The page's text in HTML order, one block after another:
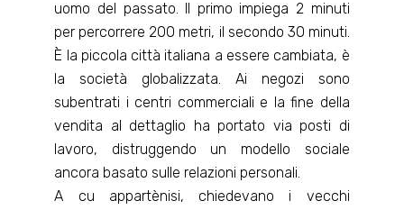
uomo del passato. Il primo impiega 2 minuti
per percorrere 200 metri, il secondo 30 minuti.
È la piccola città italiana a essere cambiata, è
la società globalizzata. Ai negozi sono
subentrati i centri commerciali e la fine della
vendita al dettaglio ha portato via posti di
lavoro, distruggendo un modello sociale
ancora basato sulle relazioni personali.
A cu appartènisi, chiedevano i vecchi